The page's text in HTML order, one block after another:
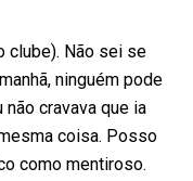
clube). Não sei se
ninguém pode
não cravava que ia
coisa. Posso
como mentiroso.